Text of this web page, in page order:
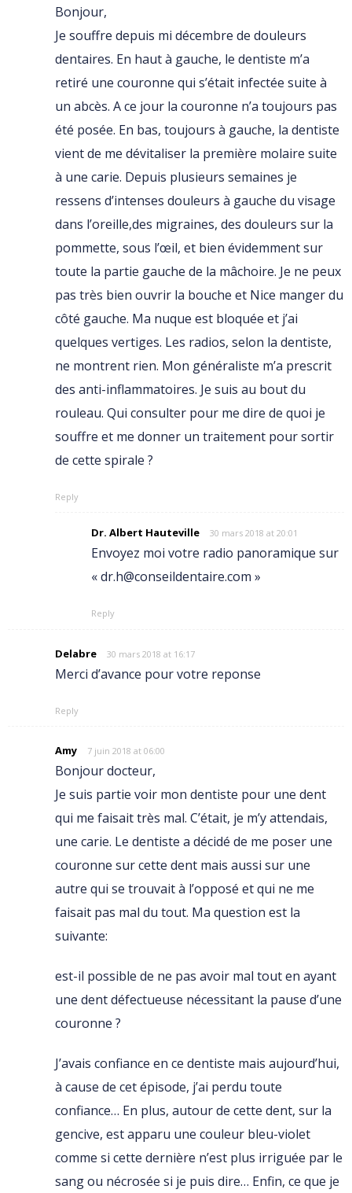
Bonjour,
Je souffre depuis mi décembre de douleurs
dentaires. En haut à gauche, le dentiste m’a
retiré une couronne qui s’était infectée suite à
un abcès. A ce jour la couronne n’a toujours pas
été posée. En bas, toujours à gauche, la dentiste
vient de me dévitaliser la première molaire suite
à une carie. Depuis plusieurs semaines je
ressens d’intenses douleurs à gauche du visage
dans l’oreille,des migraines, des douleurs sur la
pommette, sous l’œil, et bien évidemment sur
toute la partie gauche de la mâchoire. Je ne peux
pas très bien ouvrir la bouche et Nice manger du
côté gauche. Ma nuque est bloquée et j’ai
quelques vertiges. Les radios, selon la dentiste,
ne montrent rien. Mon généraliste m’a prescrit
des anti-inflammatoires. Je suis au bout du
rouleau. Qui consulter pour me dire de quoi je
souffre et me donner un traitement pour sortir
de cette spirale ?
Reply
Dr. Albert Hauteville 30 mars 2018 at 20:01
Envoyez moi votre radio panoramique sur
« dr.h@conseildentaire.com »
Reply
Delabre 30 mars 2018 at 16:17
Merci d’avance pour votre reponse
Reply
Amy 7 juin 2018 at 06:00
Bonjour docteur,
Je suis partie voir mon dentiste pour une dent
qui me faisait très mal. C’était, je m’y attendais,
une carie. Le dentiste a décidé de me poser une
couronne sur cette dent mais aussi sur une
autre qui se trouvait à l’opposé et qui ne me
faisait pas mal du tout. Ma question est la
suivante:
est-il possible de ne pas avoir mal tout en ayant
une dent défectueuse nécessitant la pause d’une
couronne ?
J’avais confiance en ce dentiste mais aujourd’hui,
à cause de cet épisode, j’ai perdu toute
confiance… En plus, autour de cette dent, sur la
gencive, est apparu une couleur bleu-violet
comme si cette dernière n’est plus irriguée par le
sang ou nécrosée si je puis dire… Enfin, ce que je